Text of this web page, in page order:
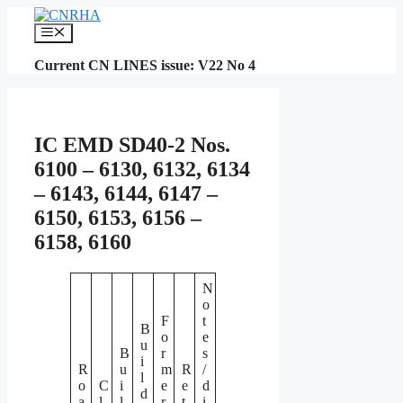
content
Menu
Current CN LINES issue: V22 No 4
IC EMD SD40-2 Nos.
6100 – 6130, 6132, 6134
– 6143, 6144, 6147 –
6150, 6153, 6156 –
6158, 6160
R
o
C
B
u
i
B
u
i
l
d
F
o
r
m
e
R
e
N
o
t
e
s
/
d